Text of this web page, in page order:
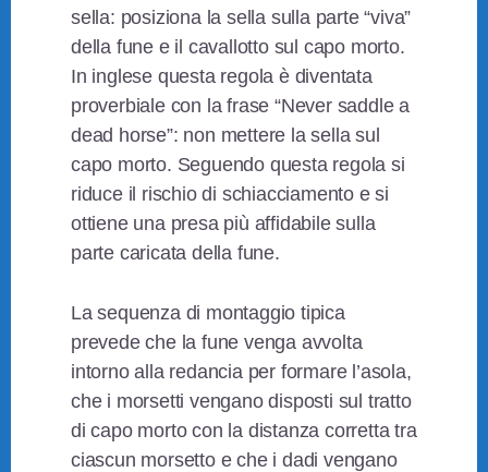
sella: posiziona la sella sulla parte “viva”
della fune e il cavallotto sul capo morto.
In inglese questa regola è diventata
proverbiale con la frase “Never saddle a
dead horse”: non mettere la sella sul
capo morto. Seguendo questa regola si
riduce il rischio di schiacciamento e si
ottiene una presa più affidabile sulla
parte caricata della fune.
La sequenza di montaggio tipica
prevede che la fune venga avvolta
intorno alla redancia per formare l’asola,
che i morsetti vengano disposti sul tratto
di capo morto con la distanza corretta tra
ciascun morsetto e che i dadi vengano